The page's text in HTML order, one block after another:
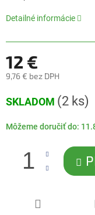
Detailné informácie
12 €
9,76 € bez DPH
cena:
SKLADOM (2 ks)
Môžeme doručiť do: